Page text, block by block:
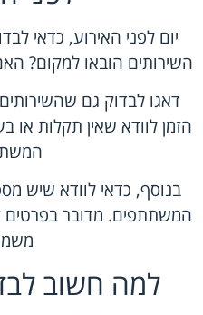
יום לפני האירוע, כדאי
השירותים הובאו למקום?
דאגו לבדוק גם
הזמן לוודא שאין תקלות או
בנוסף, כדאי לוודא שיש
המשתתפים. מדובר בפרטים
למה חשוב